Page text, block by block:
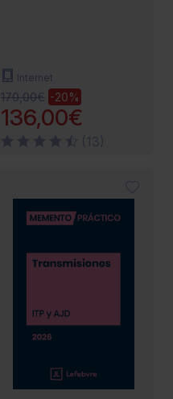
Internet
170,00€ -20%
136,00€